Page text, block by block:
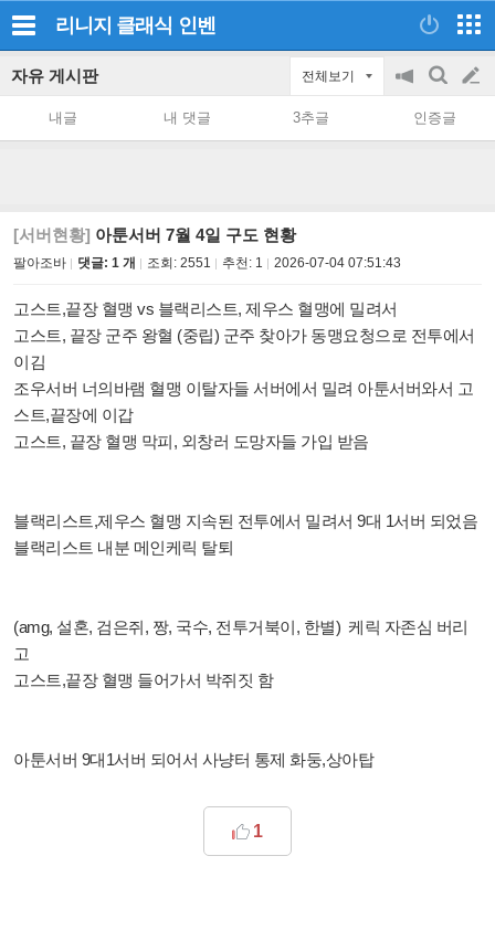
리니지 클래식 인벤
자유 게시판 전체보기
공
on/off
검
색
글
쓰
내글 내 댓글 3추글 인증글
[서버현황] 아툰서버 7월 4일 구도 현황
팔아조바 댓글: 1 개 조회: 2551 추천: 1 2026-07-04 07:51:43
고스트,끝장 혈맹 vs 블랙리스트, 제우스 혈맹에 밀려서
고스트, 끝장 군주 왕혈 (중립) 군주 찾아가 동맹요청으로 전투에서
이김
조우서버 너의바램 혈맹 이탈자들 서버에서 밀려 아툰서버와서 고
스트,끝장에 이갑
고스트, 끝장 혈맹 막피, 외창러 도망자들 가입 받음
블랙리스트,제우스 혈맹 지속된 전투에서 밀려서 9대 1서버 되었음
블랙리스트 내분 메인케릭 탈퇴
(amg, 설혼, 검은쥐, 짱, 국수, 전투거북이, 한별) 케릭 자존심 버리
고
고스트,끝장 혈맹 들어가서 박쥐짓 함
아툰서버 9대1서버 되어서 사냥터 통제 화둥,상아탑
1